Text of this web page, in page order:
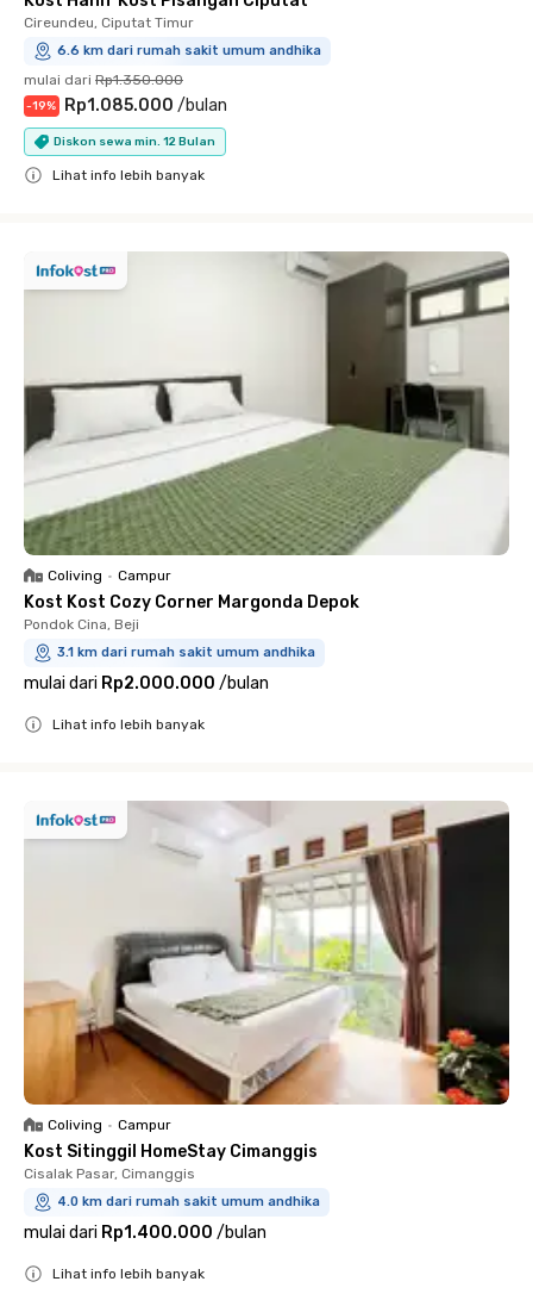
Cireundeu, Ciputat Timur
6.6 km dari rumah sakit umum andhika
mulai dari Rp1.350.000
-19% Rp1.085.000 /bulan
Diskon sewa min. 12 Bulan
Lihat info lebih banyak
Coliving • Campur
Kost Kost Cozy Corner Margonda Depok
Pondok Cina, Beji
3.1 km dari rumah sakit umum andhika
mulai dari Rp2.000.000 /bulan
Lihat info lebih banyak
Coliving • Campur
Kost Sitinggil HomeStay Cimanggis
Cisalak Pasar, Cimanggis
4.0 km dari rumah sakit umum andhika
mulai dari Rp1.400.000 /bulan
Lihat info lebih banyak